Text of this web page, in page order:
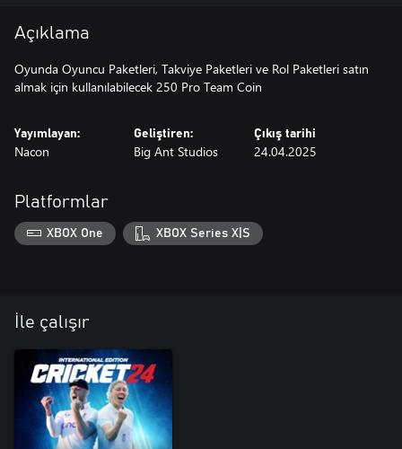
Açıklama
Oyunda Oyuncu Paketleri, Takviye Paketleri ve Rol Paketleri satın
almak için kullanılabilecek 250 Pro Team Coin
Yayımlayan:
Nacon
Geliştiren:
Big Ant Studios
Çıkış tarihi
24.04.2025
Platformlar
XBOX One XBOX Series X|S
İle çalışır